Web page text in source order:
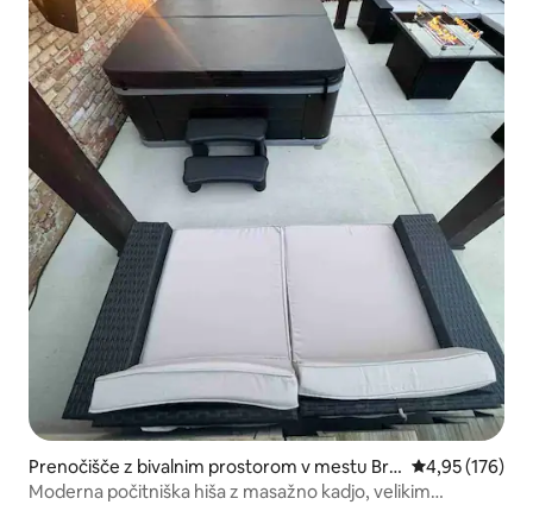
Prenočišče z bivalnim prostorom v mestu Bri
dgeport
Povprečna
4,95 (176)
Moderna počitniška hiša z masažno kadjo, velikim